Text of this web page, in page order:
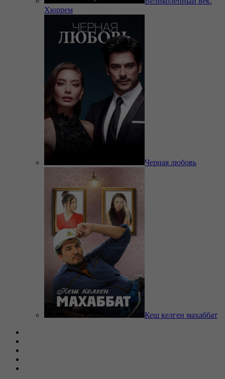
Хюррем
Черная любовь
Кеш келген махаббат